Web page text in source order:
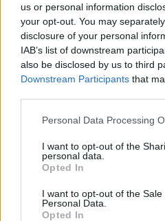
us or personal information
your opt-out. You may
disclosure of your personal
IAB’s list of downstream
also be disclosed by us to third
Downstream Participants that
Personal Data Processing
I want to opt-out of the
personal data.
Opted In
I want to opt-out of the Sale
Personal Data.
Opted In
Ich glaube da steht nicht 1m
damit ist Kupfer gemeint, musst
Gold wenn ich mich nicht irre.
11 Juli 2021
es siend immer müntzen
100 kupfer siend 1 sielber
100 sielber siend 1 gold